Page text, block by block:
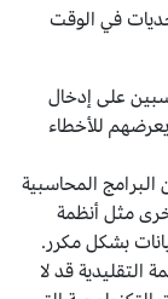
في الوقت
على إدخال
للأخطاء
البرامج المحاسبية
مثل أنظمة
بشكل مكرر.
التقليدية قد لا